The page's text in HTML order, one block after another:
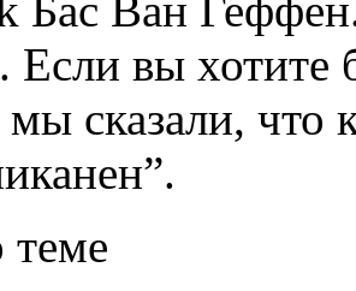
Если вы хотите
мы сказали,
теме